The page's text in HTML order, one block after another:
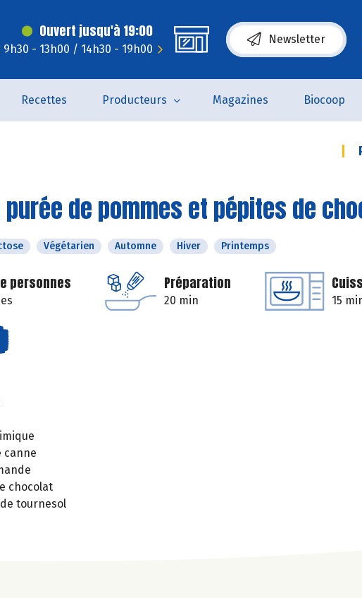
Ouvert jusqu'à 19:00
9h30 - 13h00 / 14h30 - 19h00
Newsletter
(s’ouvre dans une
Recettes Producteurs Magazines Biocoop
purée de pommes et pépites de
Végétarien Automne Hiver Printemps
personnes Préparation
20 min 15
canne
chocolat
tournesol